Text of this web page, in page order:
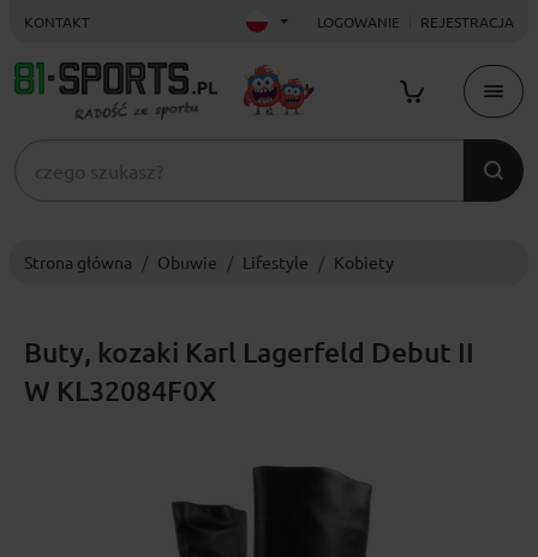
KONTAKT LOGOWANIE REJESTRACJA
Strona główna Obuwie Lifestyle Kobiety
Buty, kozaki Karl Lagerfeld Debut II
W KL32084F0X